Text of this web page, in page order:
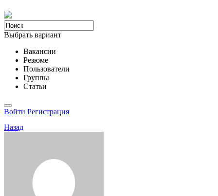
Выбрать вариант
Вакансии
Резюме
Пользователи
Группы
Статьи
Войти Регистрация
Назад